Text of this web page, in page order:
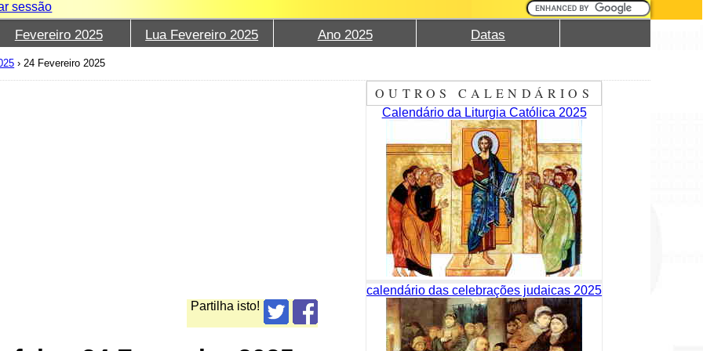
sessão
Fevereiro 2025 Lua Fevereiro 2025 Ano 2025 Datas
›24 Fevereiro 2025
Partilha isto!
OUTROS CALENDÁRIOS
Calendário da Liturgia Católica 2025
calendário das celebrações judaicas 2025